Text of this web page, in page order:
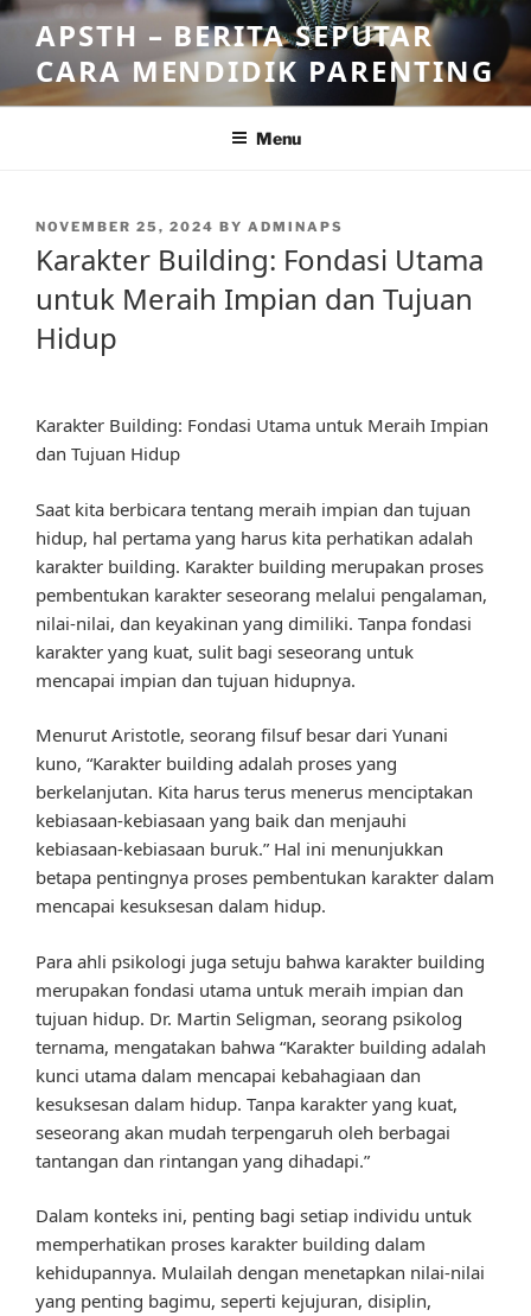
Skip
content
APSTH – BERITA SEPUTAR
CARA MENDIDIK PARENTING
Menu
POSTED
NOVEMBER 25, 2024 BY ADMINAPS
Karakter Building: Fondasi Utama
untuk Meraih Impian dan Tujuan
Hidup
Karakter Building: Fondasi Utama untuk Meraih Impian
dan Tujuan Hidup
Saat kita berbicara tentang meraih impian dan tujuan
hidup, hal pertama yang harus kita perhatikan adalah
karakter building. Karakter building merupakan proses
pembentukan karakter seseorang melalui pengalaman,
nilai-nilai, dan keyakinan yang dimiliki. Tanpa fondasi
karakter yang kuat, sulit bagi seseorang untuk
mencapai impian dan tujuan hidupnya.
Menurut Aristotle, seorang filsuf besar dari Yunani
kuno, “Karakter building adalah proses yang
berkelanjutan. Kita harus terus menerus menciptakan
kebiasaan-kebiasaan yang baik dan menjauhi
kebiasaan-kebiasaan buruk.” Hal ini menunjukkan
betapa pentingnya proses pembentukan karakter dalam
mencapai kesuksesan dalam hidup.
Para ahli psikologi juga setuju bahwa karakter building
merupakan fondasi utama untuk meraih impian dan
tujuan hidup. Dr. Martin Seligman, seorang psikolog
ternama, mengatakan bahwa “Karakter building adalah
kunci utama dalam mencapai kebahagiaan dan
kesuksesan dalam hidup. Tanpa karakter yang kuat,
seseorang akan mudah terpengaruh oleh berbagai
tantangan dan rintangan yang dihadapi.”
Dalam konteks ini, penting bagi setiap individu untuk
memperhatikan proses karakter building dalam
kehidupannya. Mulailah dengan menetapkan nilai-nilai
yang penting bagimu, seperti kejujuran, disiplin,